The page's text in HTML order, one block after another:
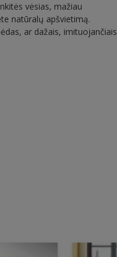
vėsias, mažiau
natūralų apšvietimą.
ar dažais, imituojančiais